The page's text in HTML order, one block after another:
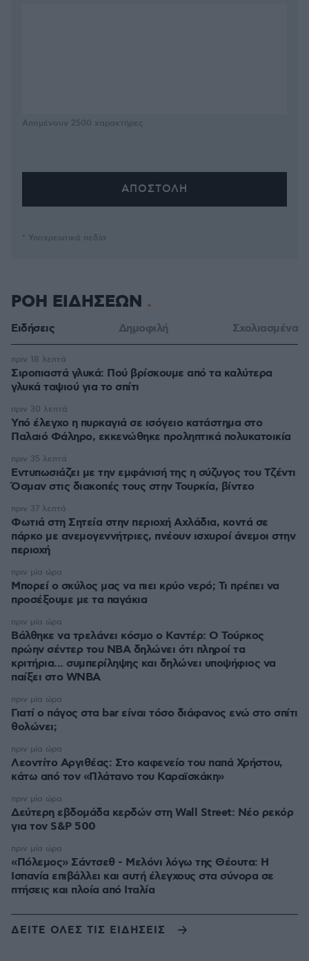
Απομένουν 2500 χαρακτήρες
* Υποχρεωτικά πεδία
ΡΟΗ ΕΙΔΗΣΕΩΝ
Ειδήσεις Δημοφιλή Σχολιασμένα
Σιροπιαστά γλυκά: Πού βρίσκουμε από τα καλύτερα
γλυκά ταψιού για το σπίτι
πριν 18 λεπτά
Υπό έλεγχο η πυρκαγιά σε ισόγειο κατάστημα στο
Παλαιό Φάληρο, εκκενώθηκε προληπτικά πολυκατοικία
πριν 30 λεπτά
Εντυπωσιάζει με την εμφάνισή της η σύζυγος του Τζέντι
Όσμαν στις διακοπές τους στην Τουρκία, βίντεο
πριν 35 λεπτά
Φωτιά στη Σητεία στην περιοχή Αχλάδια, κοντά σε
πάρκο με ανεμογεννήτριες, πνέουν ισχυροί άνεμοι στην
περιοχή
πριν 37 λεπτά
Μπορεί ο σκύλος μας να πιει κρύο νερό; Τι πρέπει να
προσέξουμε με τα παγάκια
πριν μία ώρα
Βάλθηκε να τρελάνει κόσμο ο Καντέρ: Ο Τούρκος
πρώην σέντερ του NBA δηλώνει ότι πληροί τα
κριτήρια... συμπερίληψης και δηλώνει υποψήφιος να
παίξει στο WNBA
πριν μία ώρα
Γιατί ο πάγος στα bar είναι τόσο διάφανος ενώ στο σπίτι
θολώνει;
πριν μία ώρα
Λεοντίτο Αργιθέας: Στο καφενείο του παπά Χρήστου,
κάτω από τον «Πλάτανο του Καραϊσκάκη»
πριν μία ώρα
Δεύτερη εβδομάδα κερδών στη Wall Street: Νέο ρεκόρ
για τον S&P 500
πριν μία ώρα
«Πόλεμος» Σάντσεθ - Μελόνι λόγω της Θέουτα: Η
Ισπανία επιβάλλει και αυτή έλεγχους στα σύνορα σε
πτήσεις και πλοία από Ιταλία
πριν μία ώρα
ΔΕΙΤΕ ΟΛΕΣ ΤΙΣ ΕΙΔΗΣΕΙΣ